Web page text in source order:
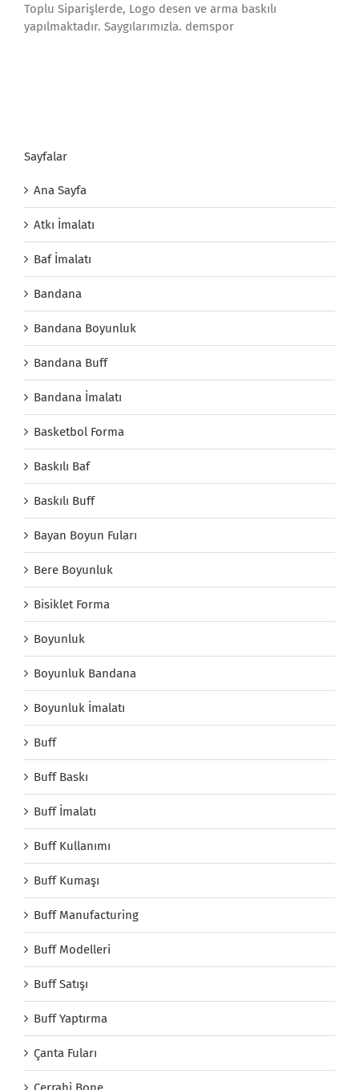
Toplu Siparişlerde, Logo desen ve arma baskılı
yapılmaktadır. Saygılarımızla. demspor
Sayfalar
Ana Sayfa
Atkı İmalatı
Baf İmalatı
Bandana
Bandana Boyunluk
Bandana Buff
Bandana İmalatı
Basketbol Forma
Baskılı Baf
Baskılı Buff
Bayan Boyun Fuları
Bere Boyunluk
Bisiklet Forma
Boyunluk
Boyunluk Bandana
Boyunluk İmalatı
Buff
Buff Baskı
Buff İmalatı
Buff Kullanımı
Buff Kumaşı
Buff Manufacturing
Buff Modelleri
Buff Satışı
Buff Yaptırma
Çanta Fuları